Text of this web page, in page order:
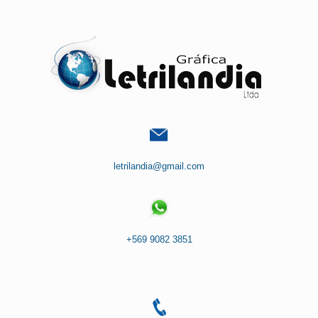
letrilandia@gmail.com
+569 9082 3851